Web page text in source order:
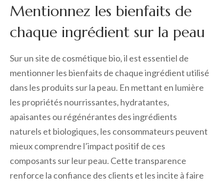
Mentionnez les bienfaits de
chaque ingrédient sur la peau
Sur un site de cosmétique bio, il est essentiel de
mentionner les bienfaits de chaque ingrédient utilisé
dans les produits sur la peau. En mettant en lumière
les propriétés nourrissantes, hydratantes,
apaisantes ou régénérantes des ingrédients
naturels et biologiques, les consommateurs peuvent
mieux comprendre l’impact positif de ces
composants sur leur peau. Cette transparence
renforce la confiance des clients et les incite à faire